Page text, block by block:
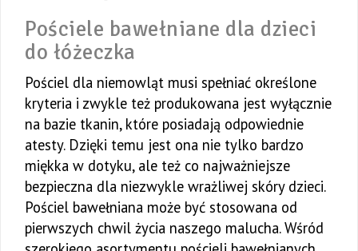
Pościele bawełniane dla dzieci
do łóżeczka
Pościel dla niemowląt musi spełniać określone
kryteria i zwykle też produkowana jest wyłącznie
na bazie tkanin, które posiadają odpowiednie
atesty. Dzięki temu jest ona nie tylko bardzo
miękka w dotyku, ale też co najważniejsze
bezpieczna dla niezwykle wrażliwej skóry dzieci.
Pościel bawełniana może być stosowana od
pierwszych chwil życia naszego malucha. Wśród